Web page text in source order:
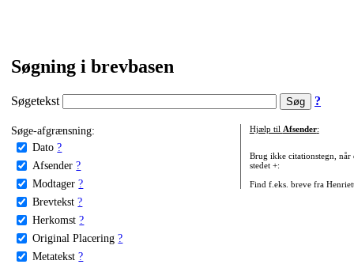
Søgning i brevbasen
Søgetekst ?
Søge-afgrænsning:
Dato ?
Afsender ?
Modtager ?
Brevtekst ?
Herkomst ?
Original Placering ?
Metatekst ?
Hjælp til Afsender:
Brug ikke citationstegn, når
stedet +:
Find f.eks. breve fra